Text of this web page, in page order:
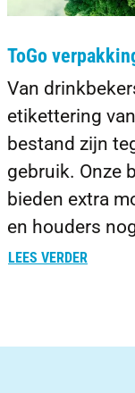
ToGo
Van
etikettering
bestand zijn
gebruik. Onze
bieden extra
en houders
LEES VERDER